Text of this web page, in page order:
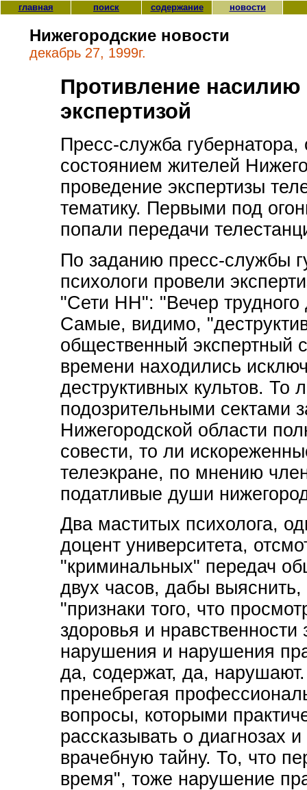
главная поиск содержание новости
Нижегородские новости
декабрь 27, 1999г.
Противление насилию
экспертизой
Пресс-служба
состоянием жителей
проведение экспертизы
тематику. Первыми под
попали передачи
По заданию пресс-службы
психологи провели
"Сети НН": "Вечер
Самые, видимо,
общественный экспертный
времени находились
деструктивных культов. То
подозрительными сектами
Нижегородской области
совести, то ли
телеэкране, по мнению
податливые души
Два маститых психолога,
доцент университета,
"криминальных" передач
двух часов, дабы
"признаки того, что
здоровья и нравственности
нарушения и нарушения
да, содержат, да,
пренебрегая
вопросы, которыми
рассказывать о диагнозах
врачебную тайну. То, что
время", тоже нарушение